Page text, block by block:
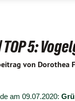
5:
von Dorothea
am 09.07.2020: